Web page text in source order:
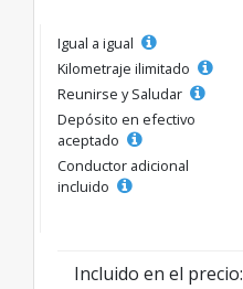
Igual a igual
Kilometraje ilimitado
Reunirse y Saludar
Depósito en efectivo
aceptado
Conductor adicional
incluido
Incluido en el precio: